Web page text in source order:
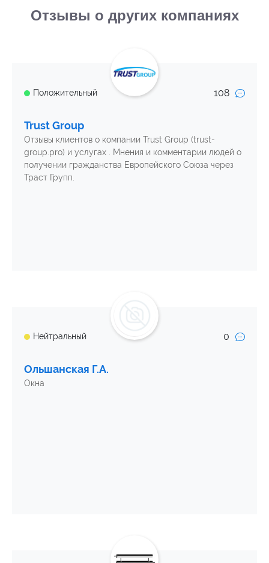
Отзывы о других компаниях
Положительный 108
Trust Group
Отзывы клиентов о компании Trust Group (trust-
group.pro) и услугах . Мнения и комментарии людей о
получении гражданства Европейского Союза через
Траст Групп.
Нейтральный 0
Ольшанская Г.А.
Окна